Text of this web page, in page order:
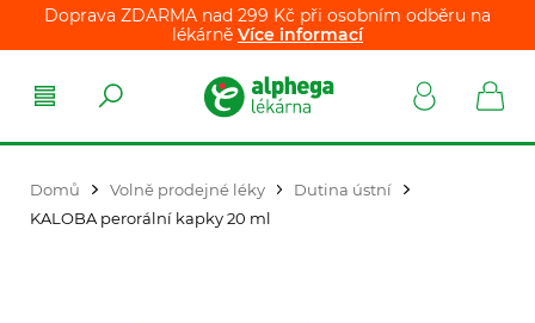
Doprava ZDARMA nad 299 Kč při osobním odběru na
lékárně Více informací
Domů Volně prodejné léky
Dutina ústní
KALOBA perorální kapky 20 ml